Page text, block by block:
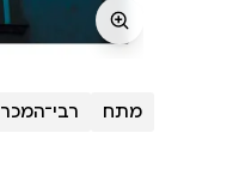
מתח